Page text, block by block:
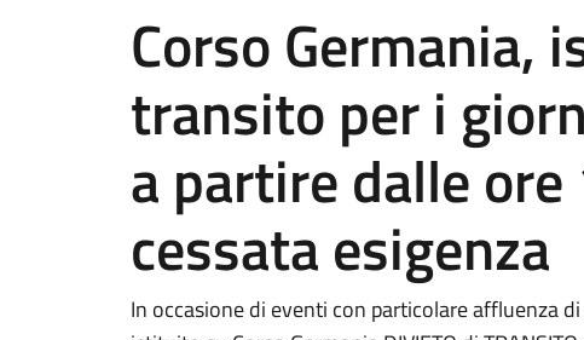
Corso
transito per i
a partire dalle ore
cessata esigenza
In occasione di eventi con particolare affluenza